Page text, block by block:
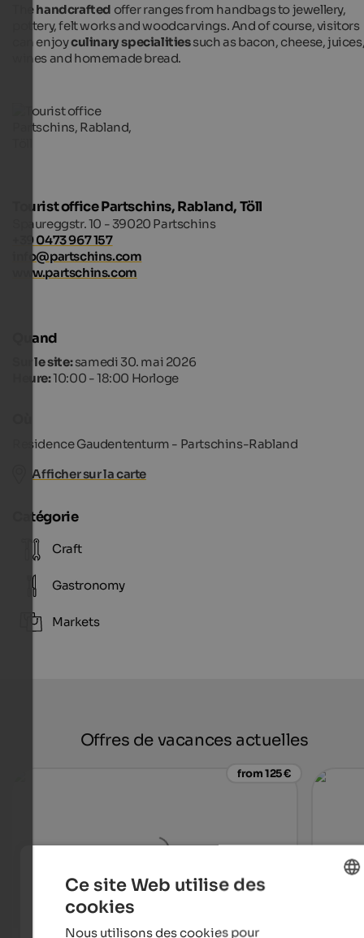
Thehandcrafted offer ranges from handbags to jewellery,
pottery, felt works and woodcarvings. And of course, visitors
can enjoyculinary specialitiessuch as bacon, cheese,
wines and homemade bread.
Tourist office Partschins, Rabland, Töll
Spaureggstr. 10 - 39020 Partschins
+39 0473 967 157
info@partschins.com
www.partschins.com
Quand
Sur le site:samedi 30. mai 2026
Heure:10:00 - 18:00 Horloge
Residence Gaudententurm - Partschins-Rabland
Afficher sur la carte
Catégorie
Craft
Gastronomy
Markets
Offres de vacances actuelles
from 125 €
Ce site Web utilise des
cookies
Nous utilisons des cookies pour